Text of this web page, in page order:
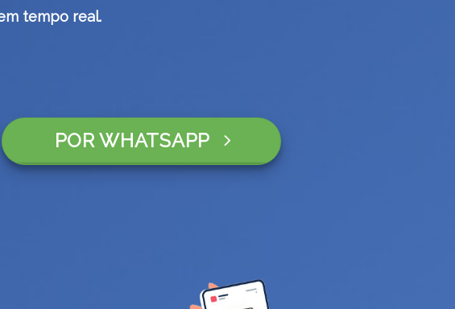
tempo real.
POR WHATSAPP